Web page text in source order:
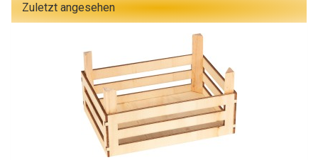
Zuletzt angesehen